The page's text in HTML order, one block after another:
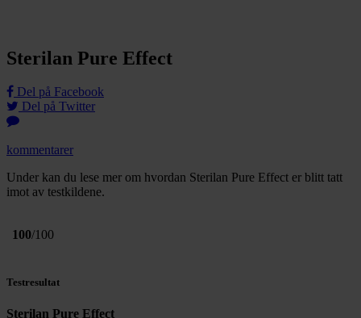
Sterilan Pure Effect
Del på Facebook
Del på Twitter
kommentarer
Under kan du lese mer om hvordan Sterilan Pure Effect er blitt tatt
imot av testkildene.
100/100
Testresultat
Sterilan Pure Effect